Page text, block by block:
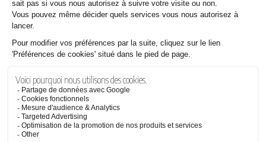
L’ensemblier décorateur cinéma travaille généralement
pour un studio de production. Il peut d’abord avoir occupé
les fonctions d’ensemblier cinéma ou encore
d’accessoiriste, qui sont des interlocuteurs avec lesquels il
vers des professions à plus hautes responsabilités, comme
celle de décorateur-scénographe ou de chef-décorateur.